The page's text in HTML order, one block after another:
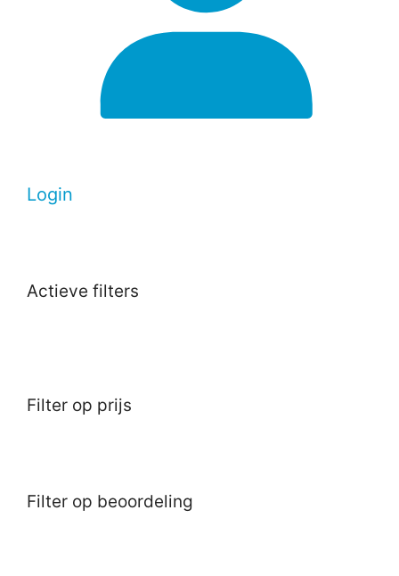
Login
Actieve filters
Filter op prijs
Filter op beoordeling